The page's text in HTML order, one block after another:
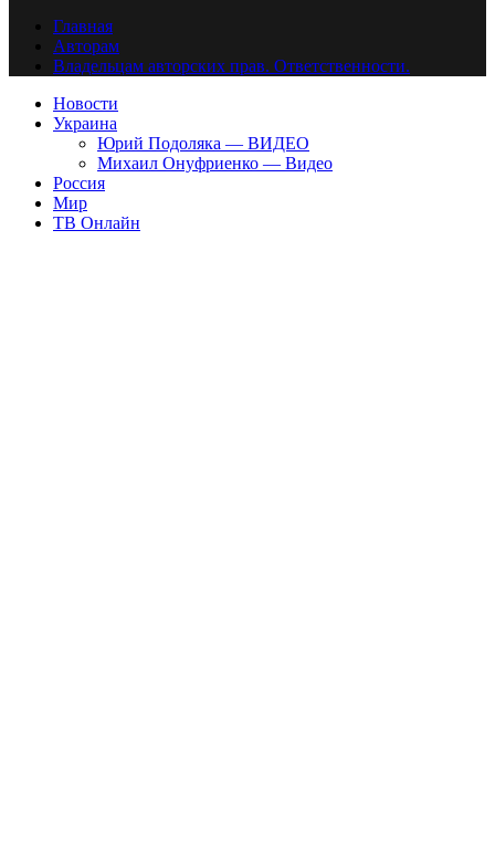
Главная
Авторам
Владельцам авторских прав. Ответственности.
Новости
Украина
Юрий Подоляка — ВИДЕО
Михаил Онуфриенко — Видео
Россия
Мир
ТВ Онлайн